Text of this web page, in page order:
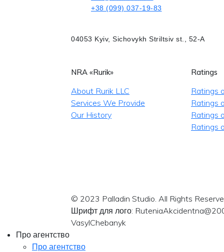
+38 (099) 037-19-83
04053 Kyiv, Sichovykh Striltsiv st., 52-A
NRA «Rurik»
About Rurik LLC
Services We Provide
Our History
Ratings
Ratings
Ratings
Ratings
Ratings
© 2023 Palladin Studio. All Rights
Шрифт для лого:
VasylChebanyk
Про агентство
Про агентство